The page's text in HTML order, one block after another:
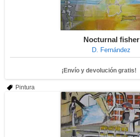
Nocturnal fisher
D. Fernández
¡Envío y devolución gratis!
Pintura